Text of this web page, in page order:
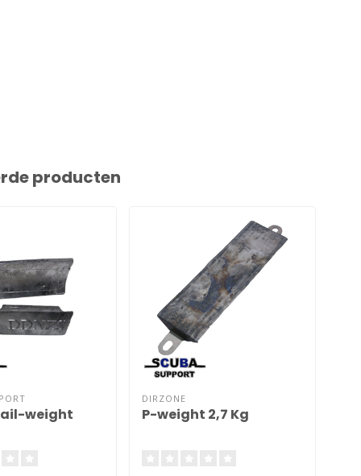
producten
weight
DIRZONE
P-weight 2,7 Kg